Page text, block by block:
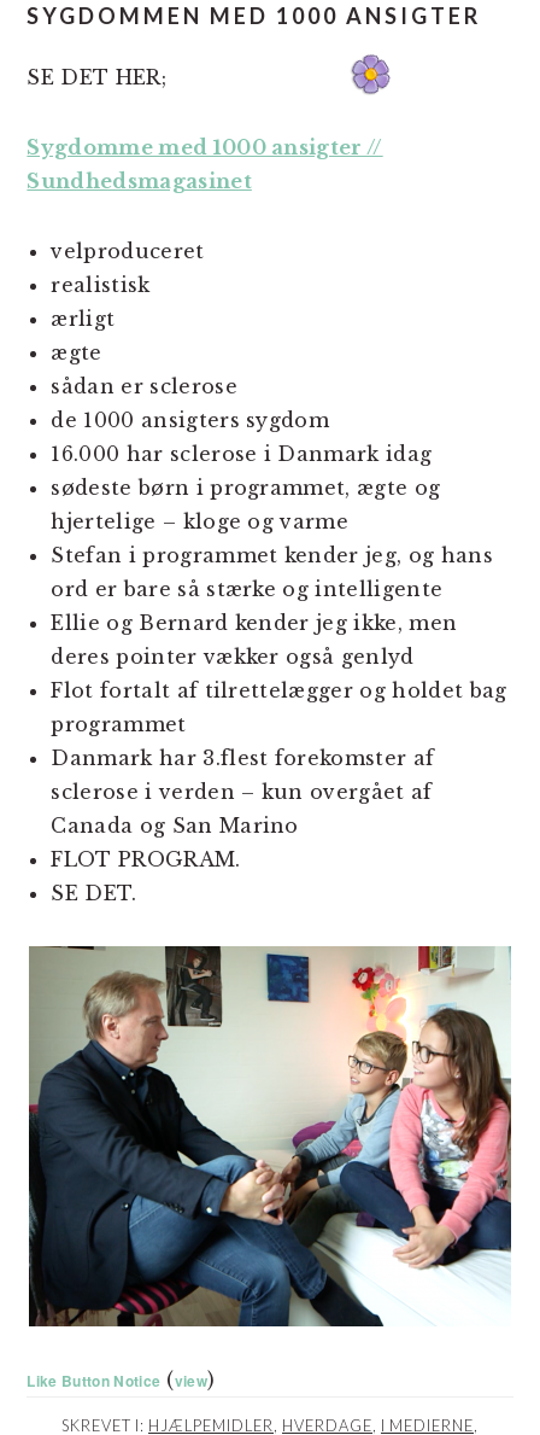
SYGDOMMEN MED 1000 ANSIGTER
SE DET HER;
Sygdomme med 1000 ansigter //
Sundhedsmagasinet
velproduceret
realistisk
ærligt
ægte
sådan er sclerose
de 1000 ansigters sygdom
16.000 har sclerose i Danmark idag
sødeste børn i programmet, ægte og
hjertelige – kloge og varme
Stefan i programmet kender jeg, og hans
ord er bare så stærke og intelligente
Ellie og Bernard kender jeg ikke, men
deres pointer vækker også genlyd
Flot fortalt af tilrettelægger og holdet bag
programmet
Danmark har 3.flest forekomster af
sclerose i verden – kun overgået af
Canada og San Marino
FLOT PROGRAM.
SE DET.
Like Button Notice (view)
SKREVET I: HJÆLPEMIDLER HVERDAGE I MEDIERNE